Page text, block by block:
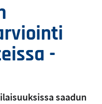
-
saadun